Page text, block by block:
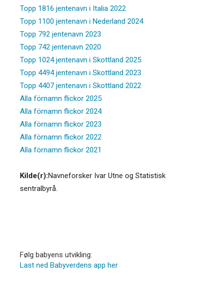
Topp 1816 jentenavn i Italia 2022
Topp 1100 jentenavn i Nederland 2024
Topp 792 jentenavn 2023
Topp 742 jentenavn 2020
Topp 1024 jentenavn i Skottland 2025
Topp 4494 jentenavn i Skottland 2023
Topp 4407 jentenavn i Skottland 2022
Alla förnamn flickor 2025
Alla förnamn flickor 2024
Alla förnamn flickor 2023
Alla förnamn flickor 2022
Alla förnamn flickor 2021
Kilde(r):Navneforsker Ivar Utne og Statistisk
sentralbyrå.
Følg babyens utvikling:
Last ned Babyverdens app her